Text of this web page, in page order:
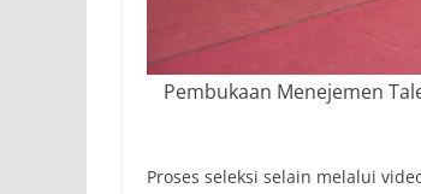
Pembukaan Menejemen
Proses seleksi selain melalui